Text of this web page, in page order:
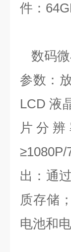
件：
数码
参数：
LCD 液
片分辨
出：通
质存储
电池和